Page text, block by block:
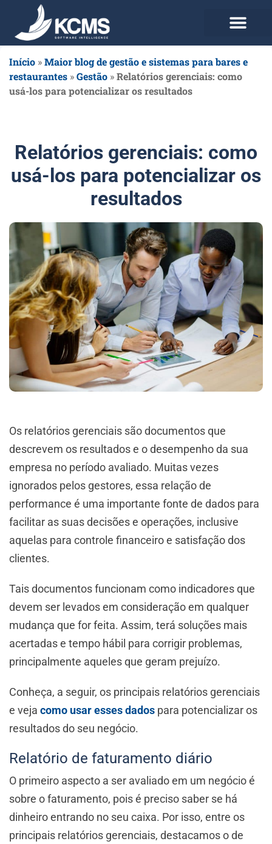
Início »Maior blog de gestão e sistemas para bares e
restaurantes »Gestão »Relatórios gerenciais: como
usá-los para potencializar os resultados
Relatórios gerenciais: como
usá-los para potencializar os
resultados
Os relatórios gerenciais são documentos que
descrevem os resultados e o desempenho da sua
empresa no período avaliado. Muitas vezes
ignorados pelos gestores, essa relação de
performance é uma importante fonte de dados para
facilitar as suas decisões e operações, inclusive
aquelas para controle financeiro e satisfação dos
clientes.
Tais documentos funcionam como indicadores que
devem ser levados em consideração em qualquer
mudança que for feita. Assim, terá soluções mais
acertadas e tempo hábil para corrigir problemas,
principalmente aqueles que geram prejuízo.
Conheça, a seguir, os principais relatórios gerenciais
e veja como usar esses dados para potencializar os
resultados do seu negócio.
Relatório de faturamento diário
O primeiro aspecto a ser avaliado em um negócio é
sobre o faturamento, pois é preciso saber se há
dinheiro entrando no seu caixa. Por isso, entre os
principais relatórios gerenciais, destacamos o de